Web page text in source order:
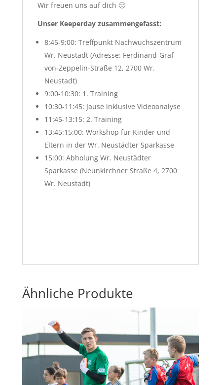
Wir freuen uns auf dich 🙂
Unser Keeperday zusammengefasst:
8:45-9:00: Treffpunkt Nachwuchszentrum
Wr. Neustadt (Adresse: Ferdinand-Graf-
von-Zeppelin-Straße 12, 2700 Wr.
Neustadt)
9:00-10:30: 1. Training
10:30-11:45: Jause inklusive Videoanalyse
11:45-13:15: 2. Training
13:45:15:00: Workshop für Kinder und
Eltern in der Wr. Neustädter Sparkasse
15:00: Abholung Wr. Neustädter
Sparkasse (Neunkirchner Straße 4, 2700
Wr. Neustadt)
Ähnliche Produkte